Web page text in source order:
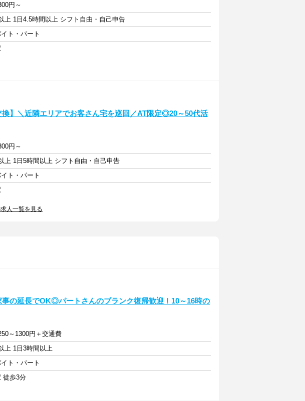
円～
上 1日4.5時間以上 シフト自由・自己申告
ト・パート
換】＼近隣エリアでお客さん宅を巡回／AT限定◎20～50代活
円～
上 1日5時間以上 シフト自由・自己申告
ト・パート
人一覧を見る
事の延長でOK◎パートさんのブランク復帰歓迎！10～16時の
～1300円＋交通費
上 1日3時間以上
ト・パート
徒歩3分